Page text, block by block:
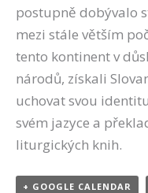
postupně dobývalo
mezi stále větším
tento kontinent v
národů, získali
uchovat svou
svém jazyce a
liturgických knih.
+ GOOGLE CALENDAR